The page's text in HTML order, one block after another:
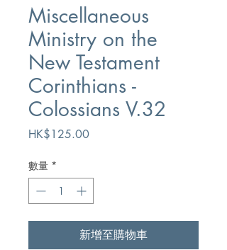
Miscellaneous
Ministry on the
New Testament
Corinthians -
Colossians V.32
HK$125.00價
數量 *
新增至購物車